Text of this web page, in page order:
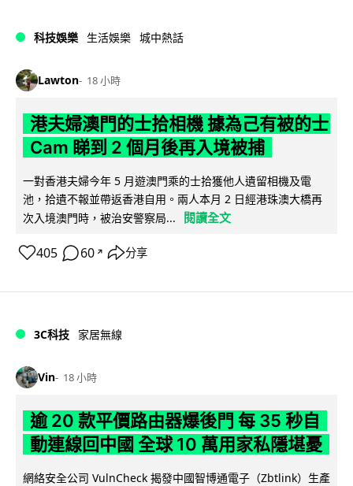
科技娛樂 生活娛樂 城中熱話
Lawton 18 小時
港夫婦澳門的士拾相機 據為己有被的士
Cam 睇到 2 個月後再入境被捕
一對香港夫婦今年 5 月遊澳門乘的士拾獲他人遺留相機及電
池，拾遺不報並帶返香港自用。兩人本月 2 日經港珠澳大橋再
次入境澳門時，被治安警察局...
閱讀全文
405 60 ↗ 分享
3C科技 家居無線
Vin 18 小時
逾 20 款平價路由器爆後門 每 35 秒自
動連線回中國 全球 10 萬用家私隱堪憂
網絡安全公司 VulnCheck 揭發中國智博通電子（Zbtlink）生產